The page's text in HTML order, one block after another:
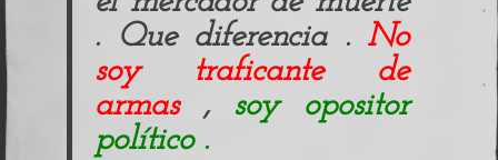
. Que diferencia . No
soy traficante de
armas, soy opositor
político .